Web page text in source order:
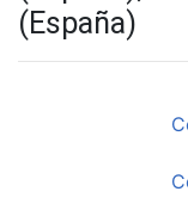
(España)